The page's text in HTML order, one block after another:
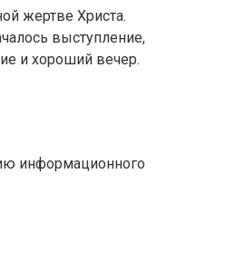
жертве Христа.
выступление,
и хороший вечер.
информационного